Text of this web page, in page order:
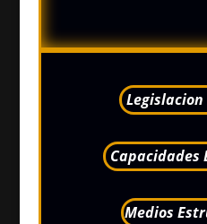
Capacidades
Medios